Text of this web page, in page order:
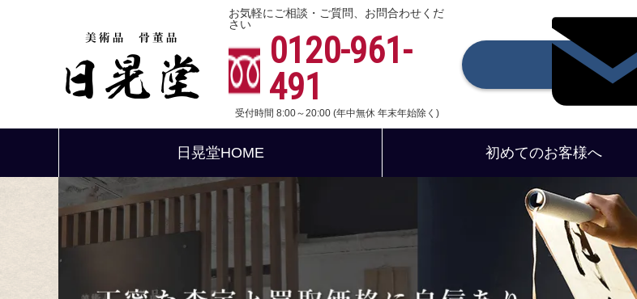
お気軽にご相談・ご質問、お問合わせくだ
さい
0120-961-
491
受付時間 8:00～20:00 (年中無休 年末年始除く)
日晃堂HOME 初めてのお客様へ